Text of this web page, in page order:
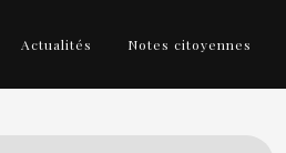
Actualités Notes citoyennes